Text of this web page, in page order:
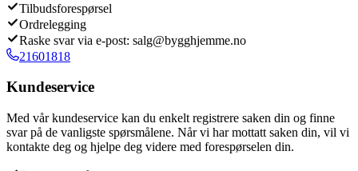
Tilbudsforespørsel
Ordrelegging
Raske svar via e-post: salg@bygghjemme.no
21601818
Kundeservice
Med vår kundeservice kan du enkelt registrere saken din og finne
svar på de vanligste spørsmålene. Når vi har mottatt saken din, vil vi
kontakte deg og hjelpe deg videre med forespørselen din.